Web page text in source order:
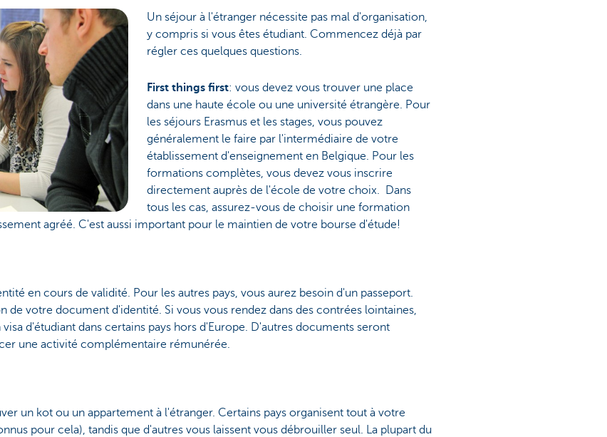
Un séjour à l'étranger nécessite pas mal d'organisation,
y compris si vous êtes étudiant. Commencez déjà par
régler ces quelques questions.
First things first: vous devez vous trouver une place
dans une haute école ou une université étrangère. Pour
les séjours Erasmus et les stages, vous pouvez
généralement le faire par l'intermédiaire de votre
établissement d'enseignement en Belgique. Pour les
formations complètes, vous devez vous inscrire
directement auprès de l'école de votre choix. Dans
tous les cas, assurez-vous de choisir une formation
agréé. C'est aussi important pour le maintien de votre bourse d'étude!
en cours de validité. Pour les autres pays, vous aurez besoin d'un passeport.
de votre document d'identité. Si vous vous rendez dans des contrées lointaines,
d'étudiant dans certains pays hors d'Europe. D'autres documents seront
une activité complémentaire rémunérée.
un kot ou un appartement à l'étranger. Certains pays organisent tout à votre
pour cela), tandis que d'autres vous laissent vous débrouiller seul. La plupart du